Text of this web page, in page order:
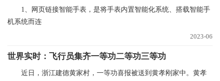
1、网页链接智能手表，是将手表内置智能化系统、搭载智能手
机系统而连
2023-06
世界实时：飞行员集齐一等功二等功三等功
近日，浙江建德黄家村，一等功喜报被送到黄孝刚家中。黄孝